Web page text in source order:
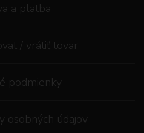
a platba
/ vrátiť tovar
podmienky
osobných údajov